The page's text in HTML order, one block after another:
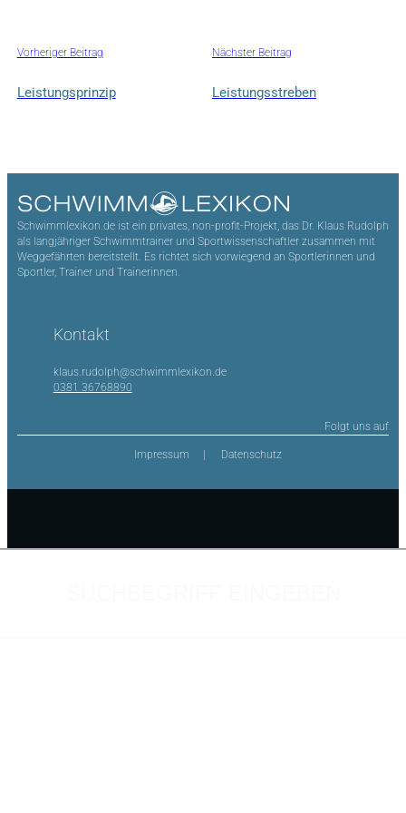
Vorheriger Beitrag
Leistungsprinzip
Nächster Beitrag
Leistungsstreben
Schwimmlexikon.de ist ein privates, non-profit-Projekt, das Dr. Klaus Rudolph
als langjähriger Schwimmtrainer und Sportwissenschaftler zusammen mit
Weggefährten bereitstellt. Es richtet sich vorwiegend an Sportlerinnen und
Sportler, Trainer und Trainerinnen.
Kontakt
klaus.rudolph@schwimmlexikon.de
0381 36768890
Folgt uns auf
Impressum Datenschutz